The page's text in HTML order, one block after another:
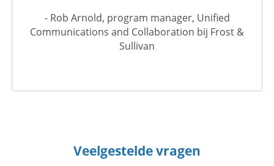
- Rob Arnold, program manager, Unified
Communications and Collaboration bij Frost &
Sullivan
Veelgestelde vragen